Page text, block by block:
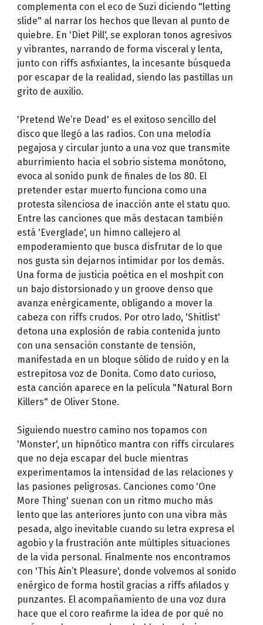
complementa con el eco de Suzi diciendo "letting
slide" al narrar los hechos que llevan al punto de
quiebre. En 'Diet Pill', se exploran tonos agresivos
y vibrantes, narrando de forma visceral y lenta,
junto con riffs asfixiantes, la incesante búsqueda
por escapar de la realidad, siendo las pastillas un
grito de auxilio.
'Pretend We’re Dead' es el exitoso sencillo del
disco que llegó a las radios. Con una melodía
pegajosa y circular junto a una voz que transmite
aburrimiento hacia el sobrio sistema monótono,
evoca al sonido punk de finales de los 80. El
pretender estar muerto funciona como una
protesta silenciosa de inacción ante el statu quo.
Entre las canciones que más destacan también
está 'Everglade', un himno callejero al
empoderamiento que busca disfrutar de lo que
nos gusta sin dejarnos intimidar por los demás.
Una forma de justicia poética en el moshpit con
un bajo distorsionado y un groove denso que
avanza enérgicamente, obligando a mover la
cabeza con riffs crudos. Por otro lado, 'Shitlist'
detona una explosión de rabia contenida junto
con una sensación constante de tensión,
manifestada en un bloque sólido de ruido y en la
estrepitosa voz de Donita. Como dato curioso,
esta canción aparece en la película "Natural Born
Killers" de Oliver Stone.
Siguiendo nuestro camino nos topamos con
'Monster', un hipnótico mantra con riffs circulares
que no deja escapar del bucle mientras
experimentamos la intensidad de las relaciones y
las pasiones peligrosas. Canciones como 'One
More Thing' suenan con un ritmo mucho más
lento que las anteriores junto con una vibra más
pesada, algo inevitable cuando su letra expresa el
agobio y la frustración ante múltiples situaciones
de la vida personal. Finalmente nos encontramos
con 'This Ain’t Pleasure', donde volvemos al sonido
enérgico de forma hostil gracias a riffs afilados y
punzantes. El acompañamiento de una voz dura
hace que el coro reafirme la idea de por qué no